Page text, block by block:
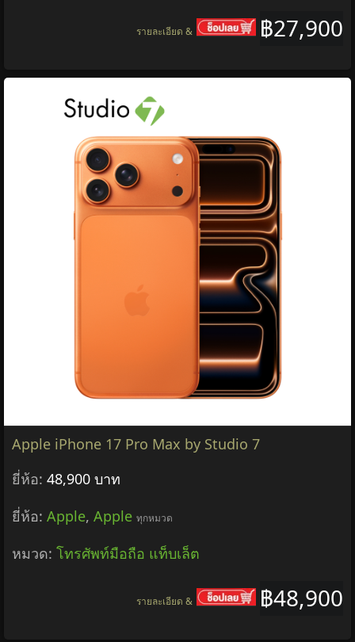
฿27,900
รายละเอียด &
Apple iPhone 17 Pro Max by Studio 7
ยี่ห้อ: 48,900 บาท
ยี่ห้อ: Apple, Apple ทุกหมวด
หมวด: โทรศัพท์มือถือ แท็บเล็ต
฿48,900
รายละเอียด &